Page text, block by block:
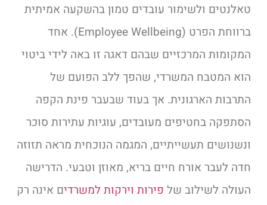
טאלנטים ולשימור עובדים טמון בהשקעה אמיתית
ברווחת הפרט (Employee Wellbeing). אחד
המקומות המרכזיים שבהם דאגה זו באה לידי ביטוי
הוא המטבח המשרדי, שהפך ללב הפועם של
התרבות הארגונית. אך בעוד שבעבר פינת הקפה
הסתפקה בחטיפים מעובדים, עוגיות עתירות סוכר
ונשנושים תעשייתיים, המגמה הנוכחית מראה תזוזה
חדה לעבר אורח חיים בריא, מאוזן וטבעי. הדרישה
העולה לשילוב של פירות וירקות למשרדים אינה רק